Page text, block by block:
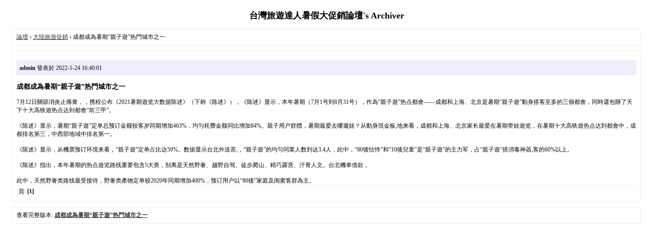
台灣旅遊達人暑假大促銷論壇's Archiver
論壇› 大陸旅遊促銷› 成都成為暑期“親子遊”热門城市之一
admin發表於 2022-1-24 16:40:01
成都成為暑期“親子遊”热門城市之一
7月12日關節消炎止痛膏，，携程公布《2021暑期遊览大数据陈述》（下称《陈述》），《陈述》显示，本年暑期（7月1号到8月31号），作為“親子遊”热点都會——成都和上海、北京是暑期“親子遊”動身搭客至多的三個都會，同時還包辦了天
下十大高铁遊热点达到都會“前三甲”。
《陈述》显示，暑期“親子遊”定单总预订金额较客岁同期增加463%，均匀耗费金额同比增加84%。親子用户群體，暑期最爱去哪遛娃？从動身現金板,地来看，成都和上海、北京家长最爱在暑期带娃遊览，在暑期十大高铁遊热点达到都會中，成
都排名第三，中西部地域中排名第一。
《陈述》显示，从機票预订环境来看，“親子遊”定单占比达59%。数据显示台北外送茶,，“親子遊”的均匀同業人数到达3.4人，此中，“80後怙恃”和“10後兒童”是“親子遊”的主力军，占“親子遊”搭消毒神器,客的60%以上。
《陈述》指出，本年暑期的热点遊览路线重要包含5大类，别离是天然野奢、越野自驾、徒步爬山、精巧露营、汗青人文。台北機車借款，
此中，天然野奢类路线最受接待，野奢类產物定单较2020年同期增加400%，预订用户以“80後”家庭及闺蜜客群為主。
頁: [1]
查看完整版本: 成都成為暑期“親子遊”热門城市之一